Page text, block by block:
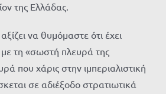
της Ελλάδας.
να θυμόμαστε ότι έχει
τη «σωστή πλευρά της
που χάρις στην ιμπεριαλιστική
σε αδιέξοδο στρατιωτικά